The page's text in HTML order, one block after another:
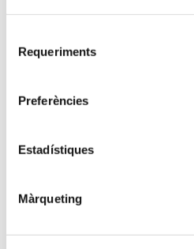
Requeriments
Preferències
Estadístiques
Màrqueting
Programa
2.Tipus de societats
a) Pactes estatutaris en la
- Inscripció registral de